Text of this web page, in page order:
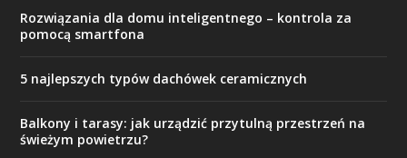
Rozwiązania dla domu inteligentnego – kontrola za
pomocą smartfona
5 najlepszych typów dachówek ceramicznych
Balkony i tarasy: jak urządzić przytulną przestrzeń na
świeżym powietrzu?